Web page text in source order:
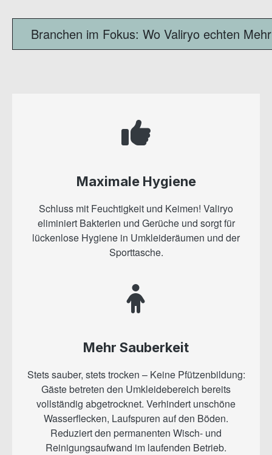
Branchen im Fokus: Wo Valiryo echten
Maximale Hygiene
Schluss mit Feuchtigkeit und Keimen! Valiryo
eliminiert Bakterien und Gerüche und sorgt für
lückenlose Hygiene in Umkleideräumen und der
Sporttasche.
Mehr Sauberkeit
Stets sauber, stets trocken – Keine Pfützenbildung:
Gäste betreten den Umkleidebereich bereits
vollständig abgetrocknet. Verhindert unschöne
Wasserflecken, Laufspuren auf den Böden.
Reduziert den permanenten Wisch- und
Reinigungsaufwand im laufenden Betrieb.